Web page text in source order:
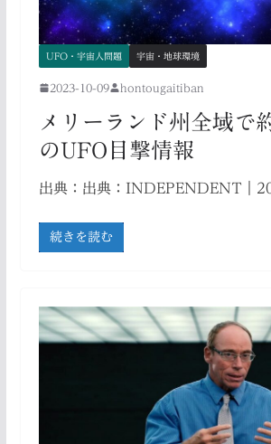
UFO・宇宙人問題 宇宙・地球環境
2023-10-09 hontougaitiban
メリーランド州全域で
のUFO目撃情報
出典：出典：INDEPENDENT｜
続きを読む